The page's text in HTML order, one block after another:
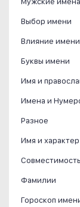
Выбор имени
Влияние
Буквы имени
Имя и
Имена и
Разное
Имя и характер
Фамилии
Гороскоп